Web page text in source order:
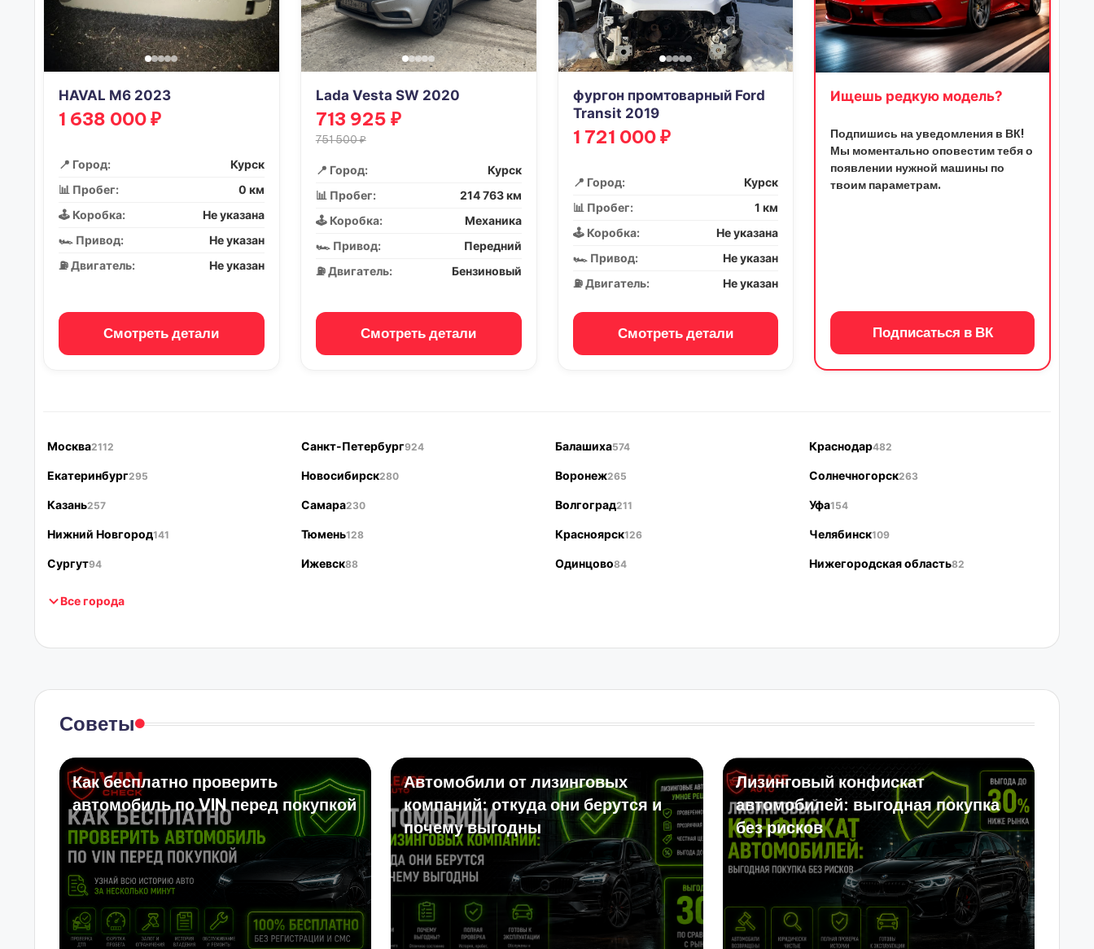
HAVAL M6 2023
1 638 000 ₽
📍 Город:
Курск
📊 Пробег:
0 км
🕹️ Коробка:
Не указана
🏎️ Привод:
Не указан
⛽ Двигатель:
Не указан
Смотреть детали
Lada Vesta SW 2020
713 925 ₽
751 500 ₽
📍 Город:
Курск
📊 Пробег:
214 763 км
🕹️ Коробка:
Механика
🏎️ Привод:
Передний
⛽ Двигатель:
Бензиновый
Смотреть детали
фургон промтоварный Ford
Transit 2019
1 721 000 ₽
📍 Город:
Курск
📊 Пробег:
1 км
🕹️ Коробка:
Не указана
🏎️ Привод:
Не указан
⛽ Двигатель:
Не указан
Смотреть детали
Ищешь редкую модель?
Подпишись на уведомления в ВК!
Мы моментально оповестим тебя о
появлении нужной машины по
твоим параметрам.
Подписаться в ВК
Москва2112 Санкт-Петербург924 Балашиха574 Краснодар482
Екатеринбург295 Новосибирск280 Воронеж265 Солнечногорск263
Казань257 Самара230 Волгоград211 Уфа154
Нижний Новгород141 Тюмень128 Красноярск126 Челябинск109
Сургут94 Ижевск88 Одинцово84 Нижегородская область82
Все города
Советы
Как бесплатно проверить
автомобиль по VIN перед покупкой
Автомобили от лизинговых
компаний: откуда они берутся и
почему выгодны
Лизинговый конфискат
автомобилей: выгодная покупка
без рисков